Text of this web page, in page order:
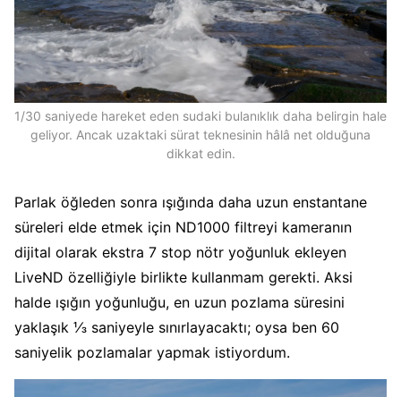
1/30 saniyede hareket eden sudaki bulanıklık daha belirgin hale
geliyor. Ancak uzaktaki sürat teknesinin hâlâ net olduğuna
dikkat edin.
Parlak öğleden sonra ışığında daha uzun enstantane
süreleri elde etmek için ND1000 filtreyi kameranın
dijital olarak ekstra 7 stop nötr yoğunluk ekleyen
LiveND özelliğiyle birlikte kullanmam gerekti. Aksi
halde ışığın yoğunluğu, en uzun pozlama süresini
yaklaşık ⅓ saniyeyle sınırlayacaktı; oysa ben 60
saniyelik pozlamalar yapmak istiyordum.